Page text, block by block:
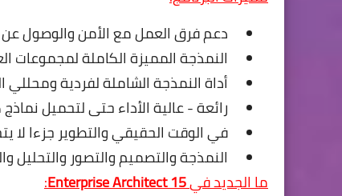
دعم فرق العمل مع الأمن والوصول
النمذجة المميزة الكاملة لمجموعات
أداة النمذجة الشاملة لفردية ومحللي
رائعة - عالية الأداء حتى لتحميل نماذج
في الوقت الحقيقي والتطوير جزءا لا
النمذجة والتصميم والتصور والتحليل
ما الجديد فيEnterprise Architect 15
: